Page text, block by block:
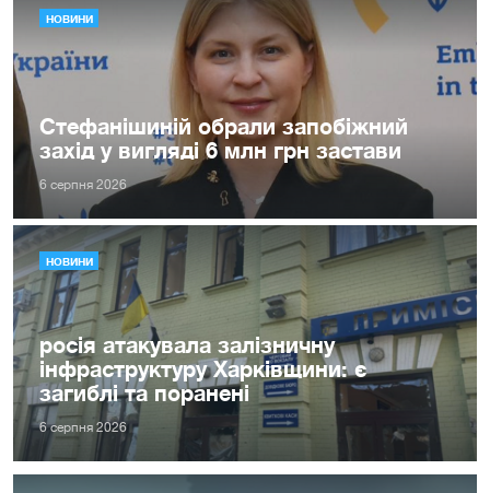
НОВИНИ
Стефанішиній обрали запобіжний
захід у вигляді 6 млн грн застави
6 серпня 2026
НОВИНИ
росія атакувала залізничну
інфраструктуру Харківщини: є
загиблі та поранені
6 серпня 2026